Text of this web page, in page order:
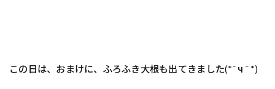
この日は、おまけに、ふろふき大根も出てきました(*¯ ч ¯ *)